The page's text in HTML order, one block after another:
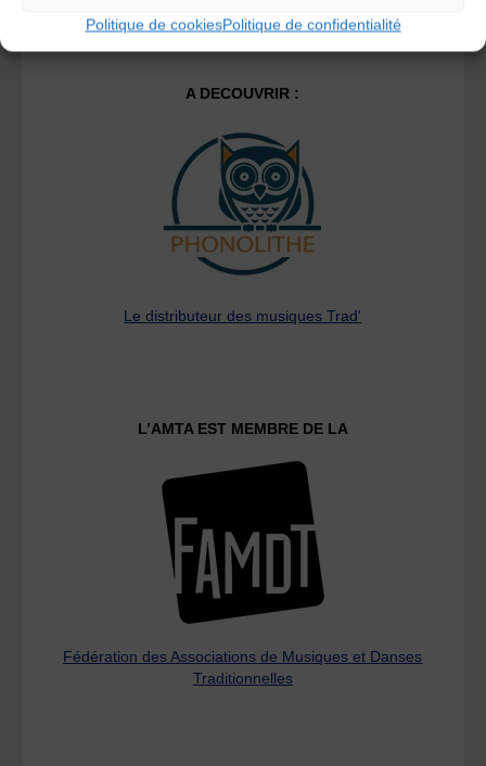
Politique de cookiesPolitique de confidentialité
A DECOUVRIR :
Le distributeur des musiques Trad'
L’AMTA EST MEMBRE DE LA
Fédération des Associations de Musiques et Danses
Traditionnelles